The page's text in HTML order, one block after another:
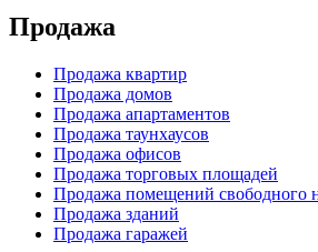
Продажа
Продажа квартир
Продажа домов
Продажа апартаментов
Продажа таунхаусов
Продажа офисов
Продажа торговых площадей
Продажа помещений свободного
Продажа зданий
Продажа гаражей